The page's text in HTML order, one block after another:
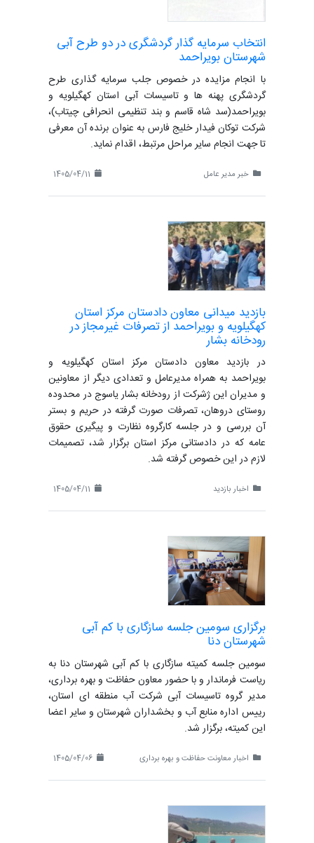
انتخاب سرمایه گذار گردشگری در دو طرح آبی
شهرستان بویراحمد
با انجام مزایده در خصوص جلب سرمایه گذاری طرح
گردشگری پهنه ها و تاسیسات آبی استان کهگیلویه و
بویراحمد(سد شاه قاسم و بند تنظیمی انحرافی چیتاب)،
شرکت توکان فیدار خلیج فارس به عنوان برنده آن معرفی
تا جهت انجام سایر مراحل مرتبط، اقدام نماید.
خبر مدیر عامل
بازدید میدانی معاون دادستان مرکز استان
کهگیلویه و بویراحمد از تصرفات غیرمجاز در
رودخانه بشار
در بازدید معاون دادستان مرکز استان کهگیلویه و
بویراحمد به همراه مدیرعامل و تعدادی دیگر از معاونین
و مدیران این ژشرکت از رودخانه بشار یاسوج در محدوده
روستای دروهان، تصرفات صورت گرفته در حریم و بستر
آن بررسی و در جلسه کارگروه نظارت و پیگیری حقوق
عامه که در دادستانی مرکز استان برگزار شد، تصمیمات
لازم در این خصوص گرفته شد.
اخبار بازدید
برگزاری سومین جلسه سازگاری با کم آبی
شهرستان دنا
سومین جلسه کمیته سازگاری با کم آبی شهرستان دنا به
ریاست فرماندار و با حضور معاون حفاظت و بهره برداری،
مدیر گروه تاسیسات آبی شرکت آب منطقه ای استان،
رییس اداره منابع آب و بخشداران شهرستان و سایر اعضا
این کمیته، برگزار شد.
اخبار معاونت حفاظت و بهره برداری